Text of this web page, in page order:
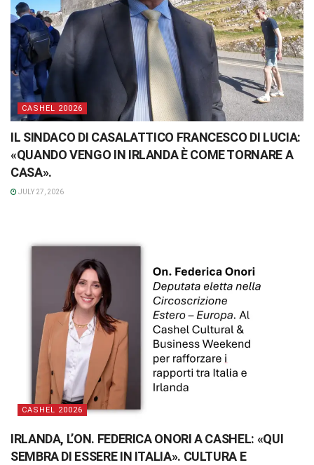
CASHEL 20026
IL SINDACO DI CASALATTICO FRANCESCO DI LUCIA:
«QUANDO VENGO IN IRLANDA È COME TORNARE A
CASA».
JULY 27, 2026
CASHEL 20026
IRLANDA, L’ON. FEDERICA ONORI A CASHEL: «QUI
SEMBRA DI ESSERE IN ITALIA». CULTURA E